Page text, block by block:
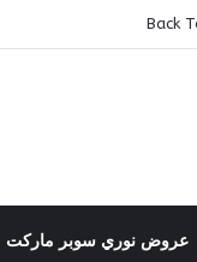
عروض نوري سوبر ماركت